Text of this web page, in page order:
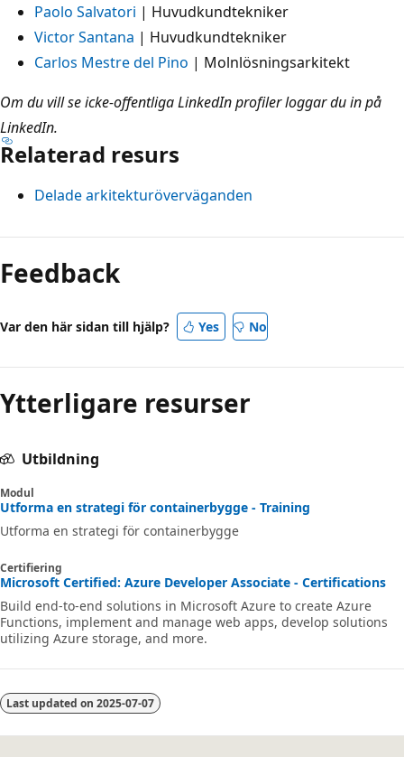
Paolo Salvatori | Huvudkundtekniker
Victor Santana | Huvudkundtekniker
Carlos Mestre del Pino | Molnlösningsarkitekt
Om du vill se icke-offentliga LinkedIn profiler loggar du in på
LinkedIn.
Relaterad resurs
Delade arkitekturöverväganden
Feedback
Var den här sidan till hjälp? Yes No
Ytterligare resurser
Utbildning
Modul
Utforma en strategi för containerbygge - Training
Utforma en strategi för containerbygge
Certifiering
Microsoft Certified: Azure Developer Associate - Certifications
Build end-to-end solutions in Microsoft Azure to create Azure
Functions, implement and manage web apps, develop solutions
utilizing Azure storage, and more.
Last updated on 2025-07-07